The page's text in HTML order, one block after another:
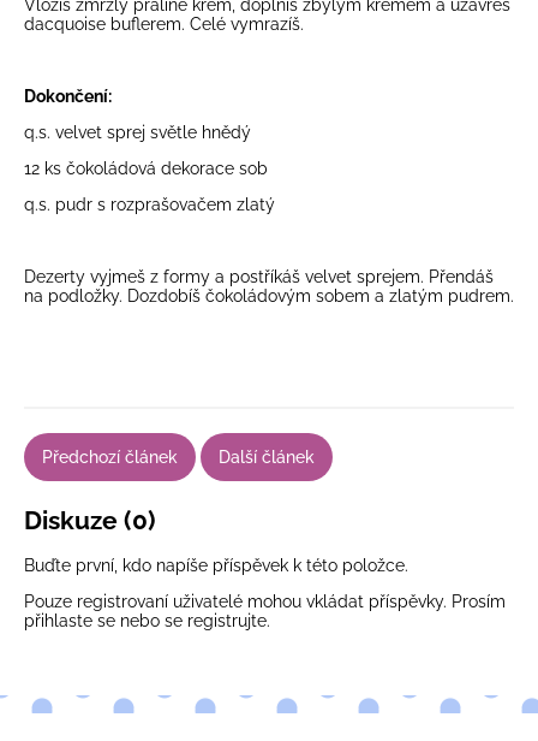
Vložíš zmrzlý praliné krém, doplníš zbylým krémem a uzavřeš
dacquoise buflerem. Celé vymrazíš.
Dokončení:
q.s. velvet sprej světle hnědý
12 ks čokoládová dekorace sob
q.s. pudr s rozprašovačem zlatý
Dezerty vyjmeš z formy a postříkáš velvet sprejem. Přendáš
na podložky. Dozdobíš čokoládovým sobem a zlatým pudrem.
Předchozí článek Další článek
Diskuze (0)
Buďte první, kdo napíše příspěvek k této položce.
Pouze registrovaní uživatelé mohou vkládat příspěvky. Prosím
přihlaste se nebo se registrujte.